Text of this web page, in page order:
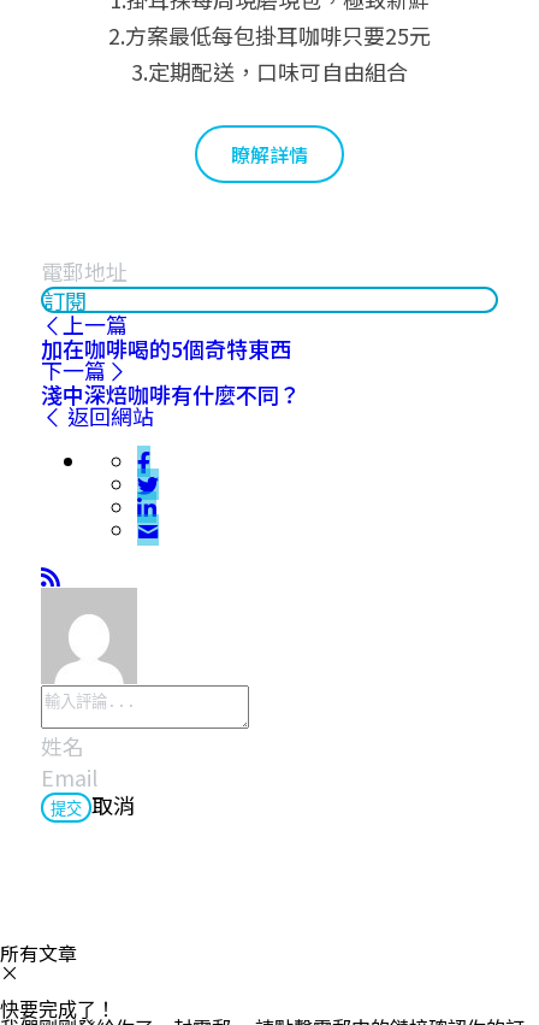
2.方案最低每包掛耳咖啡只要25元
3.定期配送，口味可自由組合
瞭解詳情
訂閱
上一篇
加在咖啡喝的5個奇特東西
下一篇
淺中深焙咖啡有什麼不同？
返回網站
提交 取消
所有文章
×
快要完成了！